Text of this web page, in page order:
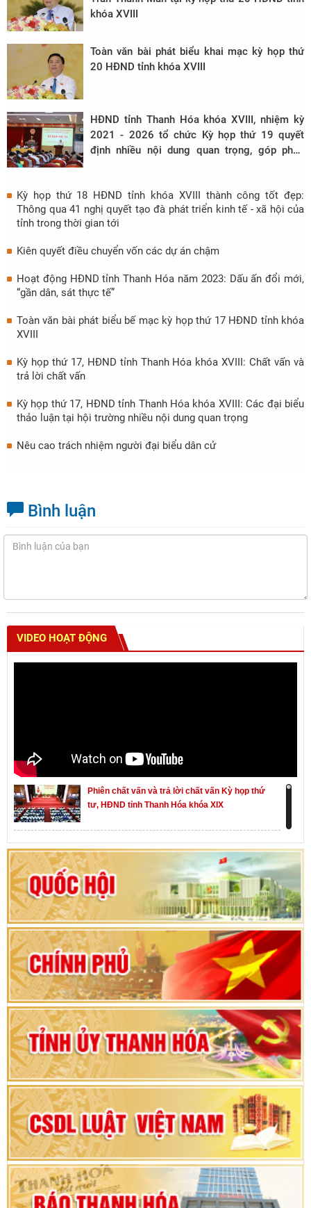
khóa XVIII
Toàn văn bài phát biểu khai mạc kỳ họp thứ
20 HĐND tỉnh khóa XVIII
HĐND tỉnh Thanh Hóa khóa XVIII, nhiệm kỳ
2021 - 2026 tổ chức Kỳ họp thứ 19 quyết
định nhiều nội dung quan trọng, góp phần
Kỳ họp thứ 18 HĐND tỉnh khóa XVIII thành công tốt đẹp:
Thông qua 41 nghị quyết tạo đà phát triển kinh tế - xã hội của
tỉnh trong thời gian tới
Kiên quyết điều chuyển vốn các dự án chậm
Hoạt động HĐND tỉnh Thanh Hóa năm 2023: Dấu ấn đổi mới,
“gần dân, sát thực tế”
Toàn văn bài phát biểu bế mạc kỳ họp thứ 17 HĐND tỉnh khóa
XVIII
Kỳ họp thứ 17, HĐND tỉnh Thanh Hóa khóa XVIII: Chất vấn và
trả lời chất vấn
Kỳ họp thứ 17, HĐND tỉnh Thanh Hóa khóa XVIII: Các đại biểu
thảo luận tại hội trường nhiều nội dung quan trọng
Nêu cao trách nhiệm người đại biểu dân cử
Bình luận
VIDEO HOẠT ĐỘNG
Phiên chất vấn và trả lời chất vấn Kỳ họp thứ
tư, HĐND tỉnh Thanh Hóa khóa XIX
Khai mạc kỳ họp thứ Nhất, Quốc hội khóa XVI
Hướng dẫn quy trình bỏ phiếu bầu cử ĐBQH
khoá XVI và đại biểu HĐND các cấp nhiệm kỳ
2026-2031
80 năm Quốc hội Việt Nam: vì lợi ích Nhân dân,
vì sự phát triển của đất nước
Bộ Chính trị duyệt nội dung Đại hội đại biểu
Đảng bộ tỉnh Thanh Hóa lần thứ XX, nhiệm kỳ
2025 - 2030
Đại hội đại biểu Đảng bộ xã Yên Thọ lần thứ I,
nhiệm kỳ 2025 – 2030
Đại hội Đảng bộ xã Yên Ninh lần thứ nhất,
nhiệm kỳ 2025 - 2030
Khai mạc Kỳ họp bất thường lần thứ 9, Quốc
hội khóa XV